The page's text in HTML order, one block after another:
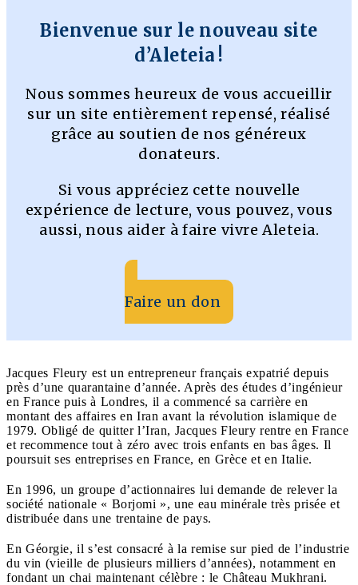
Bienvenue sur le nouveau site
d’Aleteia !
Nous sommes heureux de vous accueillir
sur un site entièrement repensé, réalisé
grâce au soutien de nos généreux
donateurs.
Si vous appréciez cette nouvelle
expérience de lecture, vous pouvez, vous
aussi, nous aider à faire vivre Aleteia.
Faire un don
Jacques Fleury est un entrepreneur français expatrié depuis
près d’une quarantaine d’année. Après des études d’ingénieur
en France puis à Londres, il a commencé sa carrière en
montant des affaires en Iran avant la révolution islamique de
1979. Obligé de quitter l’Iran, Jacques Fleury rentre en France
et recommence tout à zéro avec trois enfants en bas âges. Il
poursuit ses entreprises en France, en Grèce et en Italie.
En 1996, un groupe d’actionnaires lui demande de relever la
société nationale « Borjomi », une eau minérale très prisée et
distribuée dans une trentaine de pays.
En Géorgie, il s’est consacré à la remise sur pied de l’industrie
du vin (vieille de plusieurs milliers d’années), notamment en
fondant un chai maintenant célèbre : le Château Mukhrani.